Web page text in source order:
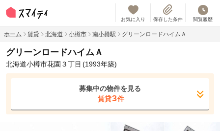
お気に入り 保存した条件 閲覧履歴
ホーム 賃貸 北海道 小樽市 南小樽駅 グリーンロードハイムＡ
グリーンロードハイムＡ
北海道小樽市花園３丁目 (1993年築)
募集中の物件を見る
賃貸3件